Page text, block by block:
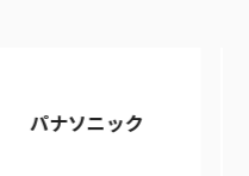
パナソニック